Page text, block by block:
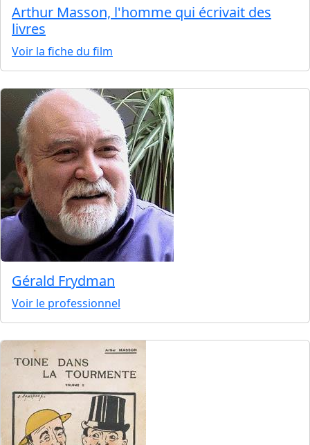
Arthur Masson, l'homme qui écrivait des
livres
Voir la fiche du film
Gérald Frydman
Voir le professionnel